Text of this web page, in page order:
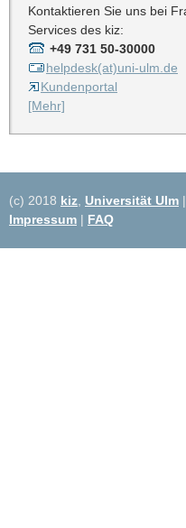
Kontaktieren Sie uns bei
Services des kiz:
+49 731 50-30000
helpdesk(at)uni-ulm.de
Kundenportal
[Mehr]
(c) 2018 kiz Universität Ulm
Impressum | FAQ